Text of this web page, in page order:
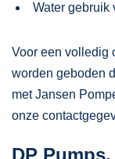
Water gebruik
Voor een volledig
worden geboden
met Jansen
onze